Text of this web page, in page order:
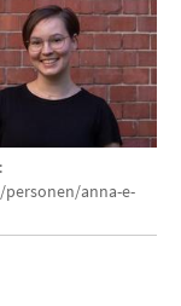
personen/anna-e-